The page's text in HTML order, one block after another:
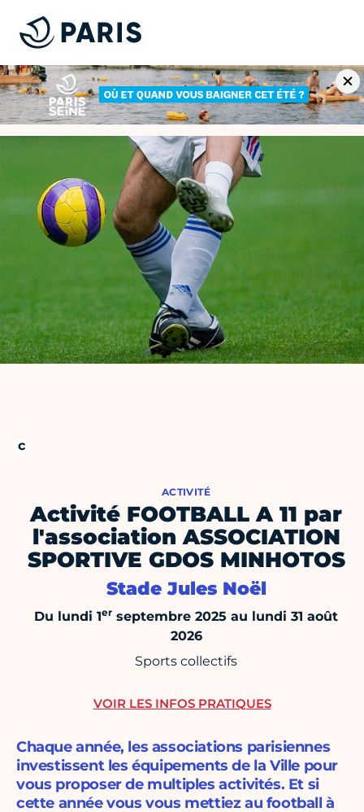
ACTIVITÉ
Activité FOOTBALL A 11 par
l'association ASSOCIATION
SPORTIVE GDOS MINHOTOS
Stade Jules Noël
Du lundi 1er septembre 2025 au lundi 31 août
2026
Sports collectifs
Chaque année, les associations parisiennes
investissent les équipements de la Ville pour
vous proposer de multiples activités. Et si
cette année vous vous mettiez au football à
VOIR LES INFOS PRATIQUES